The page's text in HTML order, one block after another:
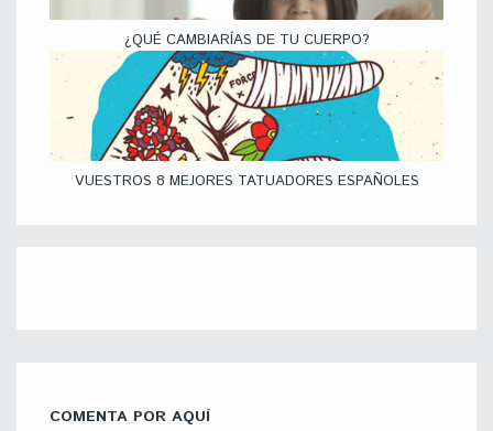
¿QUÉ CAMBIARÍAS DE TU CUERPO?
VUESTROS 8 MEJORES TATUADORES ESPAÑOLES
COMENTA POR AQUÍ